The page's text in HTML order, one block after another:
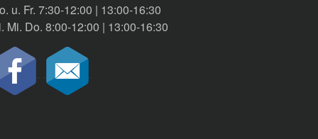
u. Fr. 7:30-12:00 | 13:00-16:30
Mi. Do. 8:00-12:00 | 13:00-16:30